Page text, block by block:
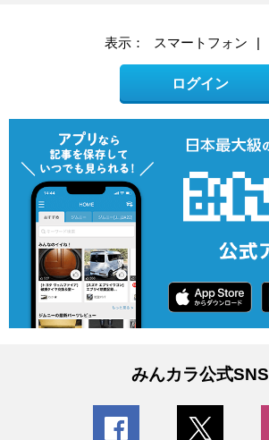
表示： スマートフォン |
ログイン
みんカラ公式SNS